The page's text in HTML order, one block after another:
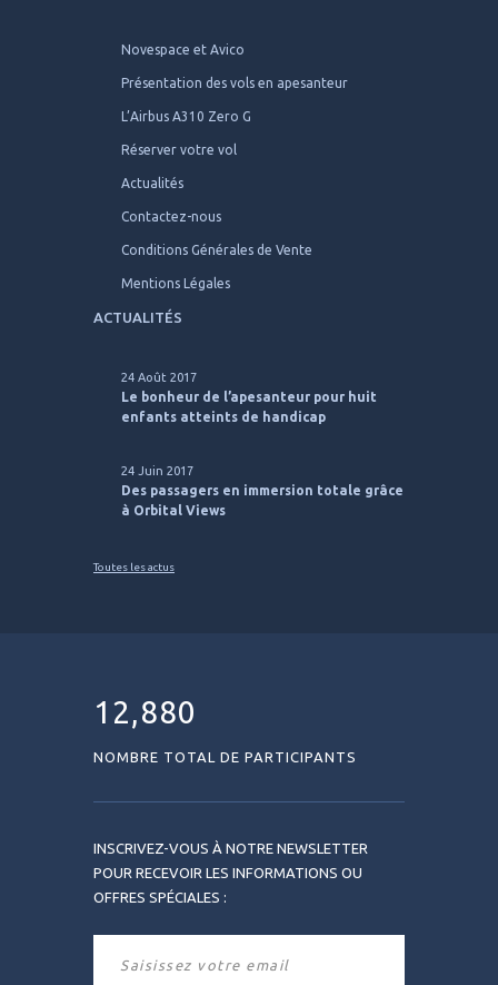
Novespace et Avico
Présentation des vols en apesanteur
L’Airbus A310 Zero G
Réserver votre vol
Actualités
Contactez-nous
Conditions Générales de Vente
Mentions Légales
ACTUALITÉS
24 Août 2017
Le bonheur de l’apesanteur pour huit
enfants atteints de handicap
24 Juin 2017
Des passagers en immersion totale grâce
à Orbital Views
Toutes les actus
12,880
NOMBRE TOTAL DE PARTICIPANTS
INSCRIVEZ-VOUS À NOTRE NEWSLETTER
POUR RECEVOIR LES INFORMATIONS OU
OFFRES SPÉCIALES :